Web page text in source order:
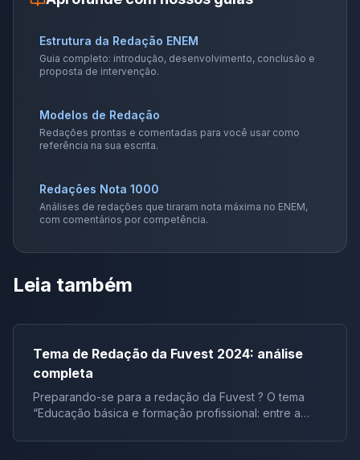
Estrutura da Redação ENEM
Guia completo: introdução, desenvolvimento, conclusão e
proposta de intervenção.
Modelos de Redação
Redações prontas e comentadas para você usar como
referência na sua escrita.
Redações Nota 1000
Análises de redações que tiraram nota máxima no ENEM,
com comentários por competência.
Leia também
Tema de Redação da Fuvest 2024: análise
completa
Preparando-se para a redação da Fuvest ? O tema
“Educação básica e formação profissional: entre a
análise. Então, vamos mergulhar nas obras indicadas e